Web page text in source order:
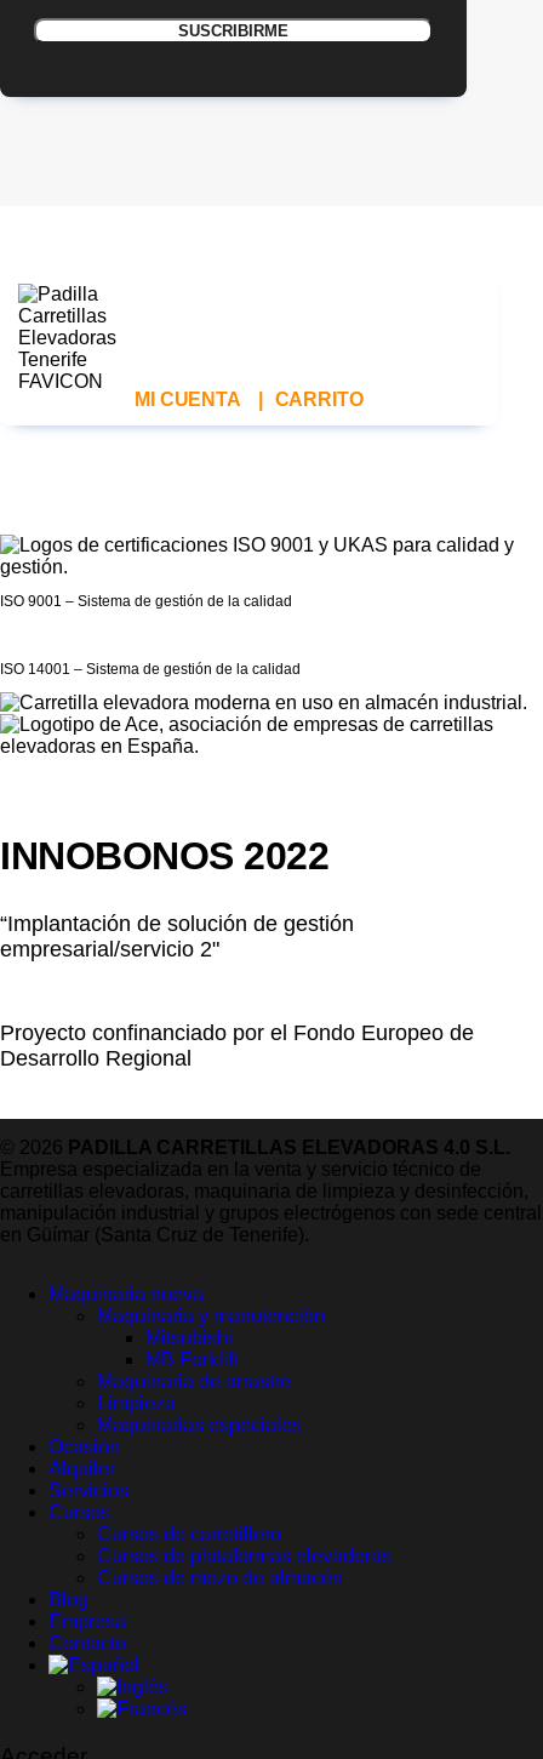
MI CUENTA CARRITO
ISO 9001 – Sistema de gestión de la calidad
ISO 14001 – Sistema de gestión de la calidad
INNOBONOS 2022
“Implantación de solución de gestión
empresarial/servicio 2"
Proyecto confinanciado por el Fondo Europeo de
Desarrollo Regional
© 2026 PADILLA CARRETILLAS ELEVADORAS 4.0 S.L.
Empresa especializada en la venta y servicio técnico de
carretillas elevadoras, maquinaria de limpieza y desinfección,
manipulación industrial y grupos electrógenos con sede central
en Güímar (Santa Cruz de Tenerife).
Maquinaria nueva
Maquinaria y manutención
Mitsubishi
MB Forklift
Maquinaria de arrastre
Limpieza
Maquinarias especiales
Ocasión
Alquiler
Servicios
Cursos
Cursos de carretillero
Cursos de plataformas elevadoras
Cursos de mozo de almacén
Blog
Empresa
Contacto